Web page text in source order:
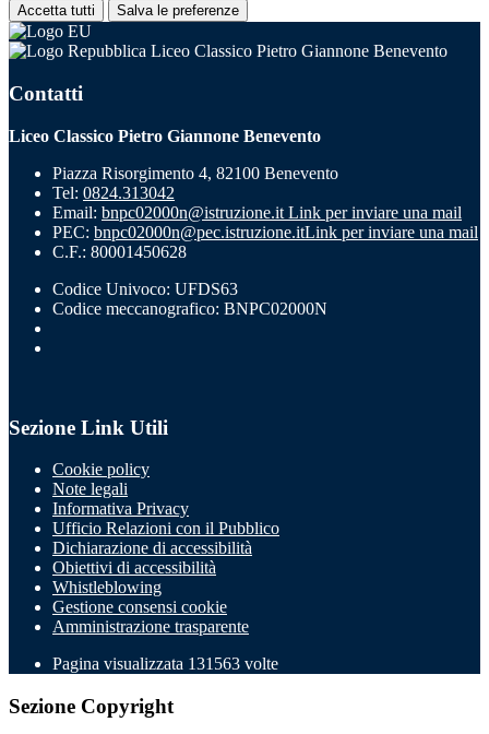
Accetta tutti Salva le preferenze
Liceo Classico Pietro Giannone Benevento
Contatti
Liceo Classico Pietro Giannone Benevento
Piazza Risorgimento 4, 82100 Benevento
Tel: 0824.313042
Email: bnpc02000n@istruzione.it Link per inviare una mail
PEC: bnpc02000n@pec.istruzione.itLink per inviare una mail
C.F.: 80001450628
Codice Univoco: UFDS63
Codice meccanografico: BNPC02000N
Sezione Link Utili
Cookie policy
Note legali
Informativa Privacy
Ufficio Relazioni con il Pubblico
Dichiarazione di accessibilità
Obiettivi di accessibilità
Whistleblowing
Gestione consensi cookie
Amministrazione trasparente
Pagina visualizzata 131563 volte
Sezione Copyright